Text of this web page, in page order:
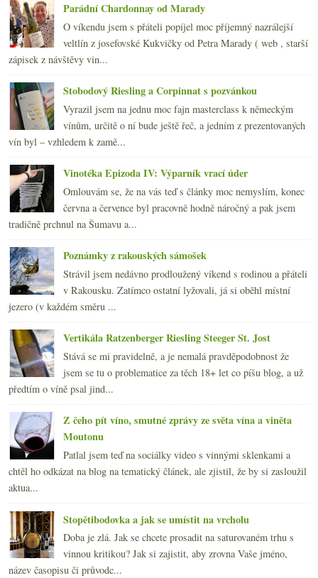
Parádní Chardonnay od Marady
O víkendu jsem s přáteli popíjel moc příjemný nazrálejší
veltlín z josefovské Kukvičky od Petra Marady ( web , starší
zápisek z návštěvy vin...
Stobodový Riesling a Corpinnat s pozvánkou
Vyrazil jsem na jednu moc fajn masterclass k německým
vínům, určitě o ní bude ještě řeč, a jedním z prezentovaných
vín byl – vzhledem k zamě...
Vinotéka Epizoda IV: Výparník vrací úder
Omlouvám se, že na vás teď s články moc nemyslím, konec
června a července byl pracovně hodně náročný a pak jsem
tradičně prchnul na Šumavu a...
Poznámky z rakouských sámošek
Strávil jsem nedávno prodloužený víkend s rodinou a přáteli
v Rakousku. Zatímco ostatní lyžovali, já si oběhl místní
jezero (v každém směru ...
Vertikála Ratzenberger Riesling Steeger St. Jost
Stává se mi pravidelně, a je nemalá pravděpodobnost že
jsem se tu o problematice za těch 18+ let co píšu blog, a už
předtím o víně psal jind...
Z čeho pít víno, smutné zprávy ze světa vína a viněta
Moutonu
Patlal jsem teď na sociálky video s vinnými sklenkami a
chtěl ho odkázat na blog na tematický článek, ale zjistil, že by si zasloužil
aktua...
Stopětibodovka a jak se umístit na vrcholu
Doba je zlá. Jak se chcete prosadit na saturovaném trhu s
vinnou kritikou? Jak si zajistit, aby zrovna Vaše jméno,
název časopisu či průvodc...